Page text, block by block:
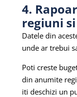
4.
regiuni
Datele din
unde ar trebui
Poti creste
din anumite
iti deschizi un